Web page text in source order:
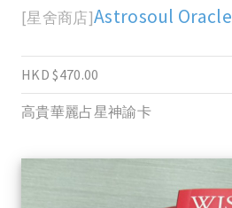
[星舍商店]Astrosoul Oracle
HKD $470.00
高貴華麗占星神諭卡